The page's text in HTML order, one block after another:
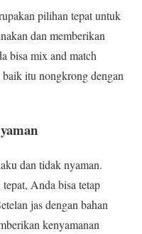
pilihan tepat untuk
dan memberikan
bisa mix and match
itu nongkrong dengan
dan tidak nyaman.
Anda bisa tetap
jas dengan bahan
kenyamanan